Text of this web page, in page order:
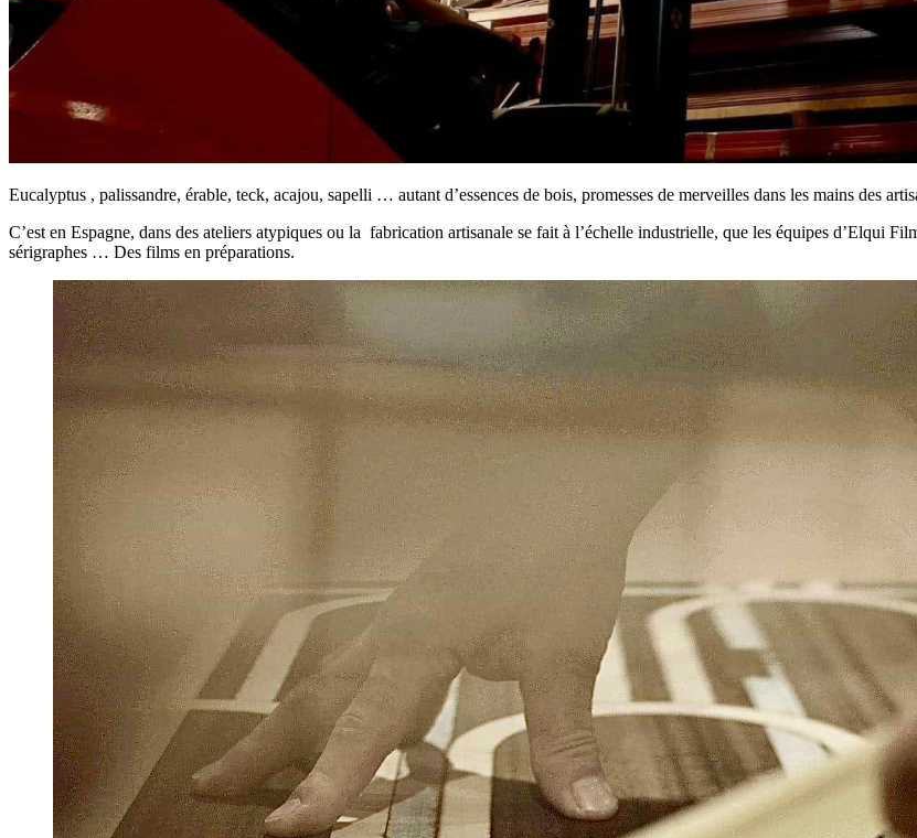
Eucalyptus , palissandre, érable, teck, acajou, sapelli … autant d’essences de bois, promesses de merveilles dans les mains des
C’est en Espagne, dans des ateliers atypiques ou la fabrication artisanale se fait à l’échelle industrielle, que les équipes d’Elqui
sérigraphes … Des films en préparations.